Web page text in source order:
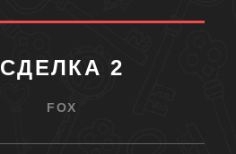
СДЕЛКА 2
FOX